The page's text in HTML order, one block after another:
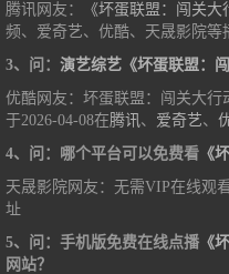
腾讯网友：
《坏蛋联盟：闯关大
频、爱奇艺、优酷、天晟影院等
3、问： 演艺综艺《坏蛋联盟：
优酷网友：坏蛋联盟：闯关大行
于2026-04-08在腾讯、 爱奇艺、
4、问：哪个平台可以免费看 《
天晟影院网友：无需VIP在线观
址
5、问：手机版免费在线点播 《
网站？